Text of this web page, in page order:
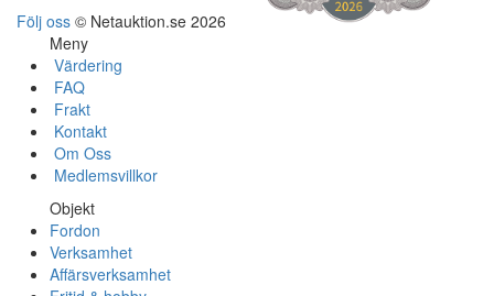
Följ oss © Netauktion.se 2026
Meny
Värdering
FAQ
Frakt
Kontakt
Om Oss
Medlemsvillkor
Objekt
Fordon
Verksamhet
Affärsverksamhet